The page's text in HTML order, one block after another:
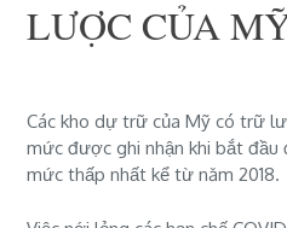
LƯỢC CỦA
Các kho dự trữ của Mỹ có trữ
mức được ghi nhận khi bắt đầu
mức thấp nhất kể từ năm 2018.